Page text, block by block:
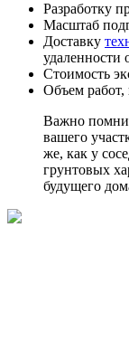
Разработку
Масштаб
Доставку
удаленности
Стоимость
Объем работ,
Важно
вашего
же, как у
грунтовых
будущего